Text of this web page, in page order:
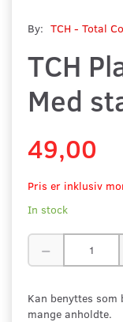
By: TCH - Total
TCH
Med
49,00
Pris er inklusiv
In stock
Kan benyttes
mange anholdte.